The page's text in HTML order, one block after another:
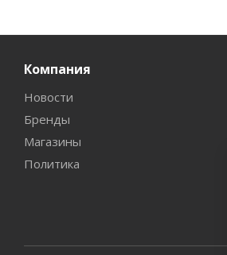
Компания
Новости
Бренды
Магазины
Политика